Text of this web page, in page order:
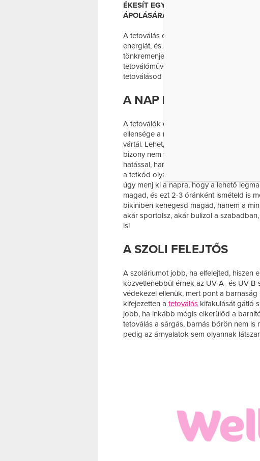
ÉKESÍT EGY (VAGY TÖBB) MINTA,
ÁPOLÁSÁRA, HOGY MINÉL TOVÁBB
A tetoválás egy életre szóló döntés, és
energiát, és a varrás kellemetlenségét is
tönkremenjen?
tetoválóművésze segítségével
tetoválásod ne károsodjon.
A NAP NEM A BARÁTOD
A tetoválók egybehangzóan állítják,
ellensége a nap, főleg az erős napfény –
vártál. Lehet, hogy minden vágyad, hogy
bizony nem tesz jót a tetkódnak. A túl
hatással, hanem a
a tetkód olyan helyen van, ahol kivillan a
úgy menj ki a napra, hogy a lehető
magad, és ezt 2-3 óránként ismételd is
bikiniben kenegesd magad, hanem a
akár sportolsz, akár bulizol a
is!
A SZOLI FELEJTŐS
A szoláriumot jobb, ha elfelejted, hiszen
közvetlenebbül érnek az UV-A- és UV-
védekezel ellenük, mert pont a
kifejezetten a tetoválás kifakulását gátló
jobb, ha inkább mégis elkerülöd a
tetoválás a sárgás, barnás bőrön nem is
pedig az árnyalatok sem olyannak